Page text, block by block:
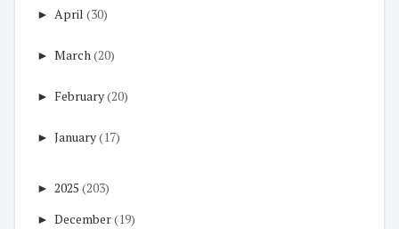
► April (30)
► March(20)
► February(20)
► January(17)
► 2025 (203)
► December(19)